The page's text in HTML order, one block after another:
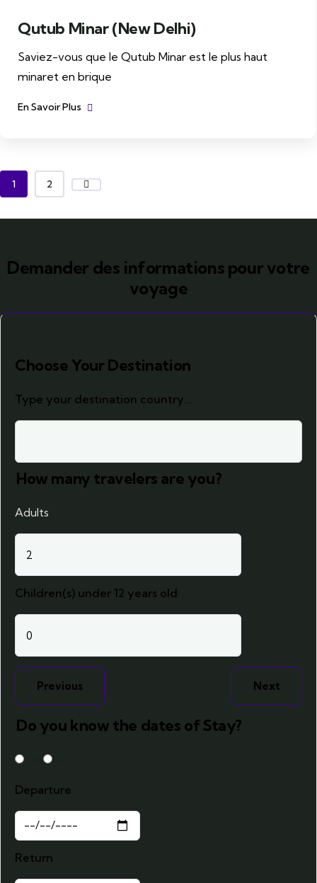
Qutub Minar (New Delhi)
Saviez-vous que le Qutub Minar est le plus haut
minaret en brique
En Savoir Plus
1 2
Demander des informations pour votre
voyage
Choose Your Destination
Type your destination country...
How many travelers are you?
Adults
Children(s) under 12 years old
Previous Next
Do you know the dates of Stay?
Departure
Return